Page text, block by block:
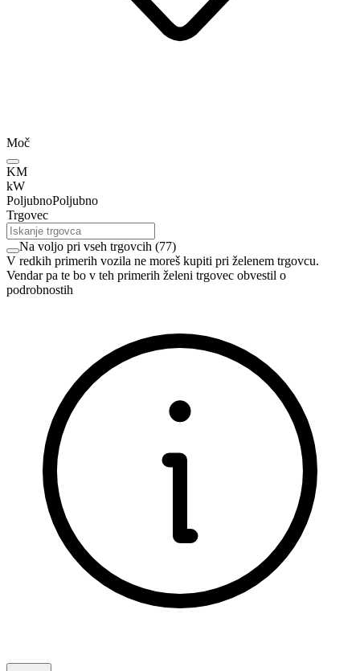
Moč
KM
kW
PoljubnoPoljubno
Trgovec
Na voljo pri vseh trgovcih (77)
V redkih primerih vozila ne moreš kupiti pri želenem trgovcu.
Vendar pa te bo v teh primerih želeni trgovec obvestil o
podrobnostih